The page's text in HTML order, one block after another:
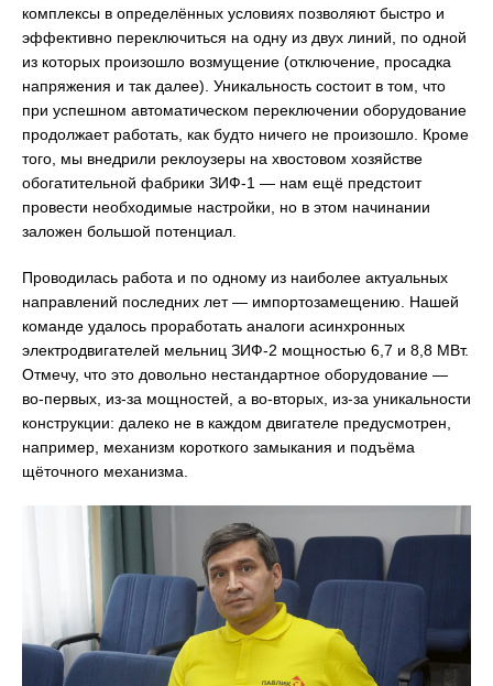
комплексы в определённых условиях позволяют быстро и
эффективно переключиться на одну из двух линий, по одной
из которых произошло возмущение (отключение, просадка
напряжения и так далее). Уникальность состоит в том, что
при успешном автоматическом переключении оборудование
продолжает работать, как будто ничего не произошло. Кроме
того, мы внедрили реклоузеры на хвостовом хозяйстве
обогатительной фабрики ЗИФ-1 — нам ещё предстоит
провести необходимые настройки, но в этом начинании
заложен большой потенциал.
Проводилась работа и по одному из наиболее актуальных
направлений последних лет — импортозамещению. Нашей
команде удалось проработать аналоги асинхронных
электродвигателей мельниц ЗИФ-2 мощностью 6,7 и 8,8 МВт.
Отмечу, что это довольно нестандартное оборудование —
во-первых, из-за мощностей, а во-вторых, из-за уникальности
конструкции: далеко не в каждом двигателе предусмотрен,
например, механизм короткого замыкания и подъёма
щёточного механизма.